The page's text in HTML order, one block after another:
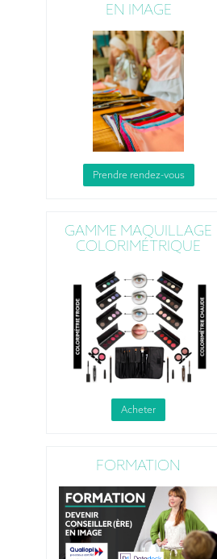
EN IMAGE
Prendre rendez-vous
GAMME MAQUILLAGE
COLORIMÉTRIQUE
Acheter
FORMATION